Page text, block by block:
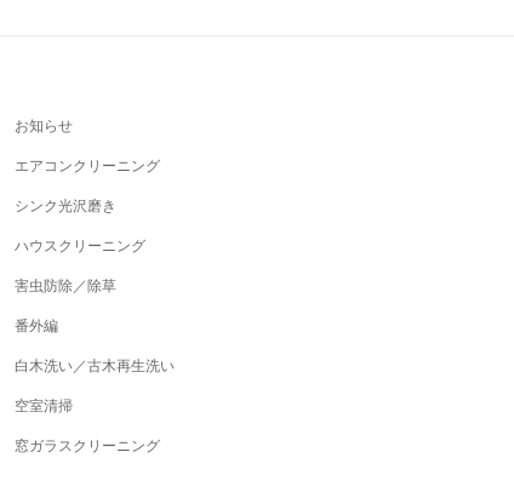
お知らせ
エアコンクリーニング
シンク光沢磨き
ハウスクリーニング
害虫防除／除草
番外編
白木洗い／古木再生洗い
空室清掃
窓ガラスクリーニング